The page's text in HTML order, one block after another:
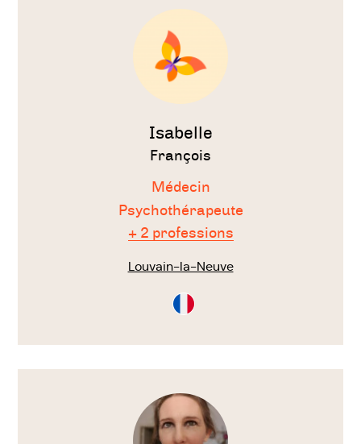
Isabelle
François
Médecin
Psychothérapeute
+ 2 professions
Louvain-la-Neuve
Consultation
en
Voir